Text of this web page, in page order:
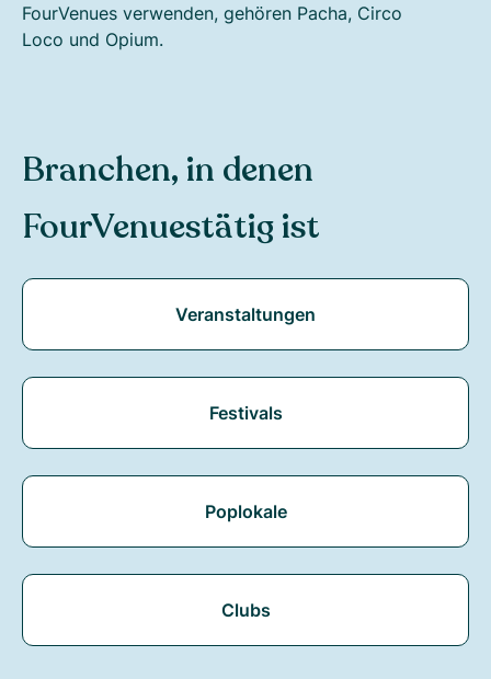
FourVenues verwenden, gehören Pacha, Circo
Loco und Opium.
Branchen, in denen
FourVenuestätig ist
Veranstaltungen
Festivals
Poplokale
Clubs